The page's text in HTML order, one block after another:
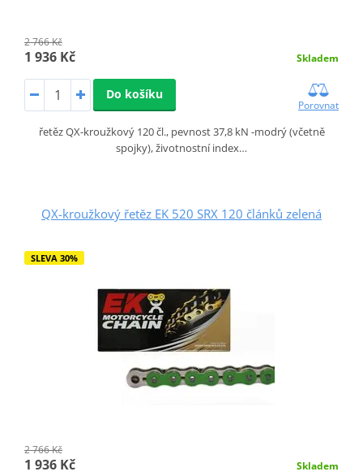
2 766 Kč
1 936 Kč Skladem
Do košíku
Porovnat
řetěz QX-kroužkový 120 čl., pevnost 37,8 kN -modrý (včetně
spojky), životnostní index…
QX-kroužkový řetěz EK 520 SRX 120 článků zelená
SLEVA 30%
2 766 Kč
1 936 Kč Skladem